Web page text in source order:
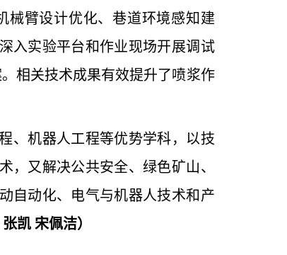
械臂设计优化、巷道环境感知建
入实验平台和作业现场开展调试
相关技术成果有效提升了喷浆作
、机器人工程等优势学科，以技
，又解决公共安全、绿色矿山、
自动化、电气与机器人技术和产
凯 宋佩洁）